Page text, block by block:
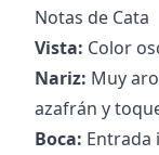
Notas de Cata
Vista: Color
Nariz: Muy
azafrán y
Boca: Entrada